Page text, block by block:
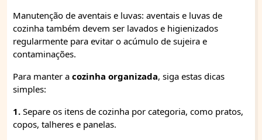
Manutenção de aventais e luvas: aventais e luvas de
cozinha também devem ser lavados e higienizados
regularmente para evitar o acúmulo de sujeira e
contaminações.
Para manter a cozinha organizada, siga estas dicas
simples:
1. Separe os itens de cozinha por categoria, como pratos,
copos, talheres e panelas.